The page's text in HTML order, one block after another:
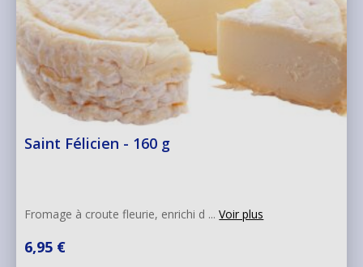
Saint Félicien - 160 g
Fromage à croute fleurie, enrichi d ...Voir plus
6,95 €